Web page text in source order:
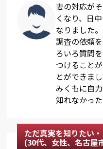
妻の対応が
くなり、日
なりました
調査の依頼
ろいろ質問
つけること
とができま
みくもに自
知れなかった
ただ真実を知りたい
(30代、女性、名古屋